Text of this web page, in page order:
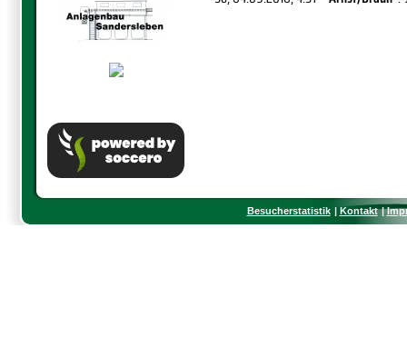
Besucherstatistik Kontakt